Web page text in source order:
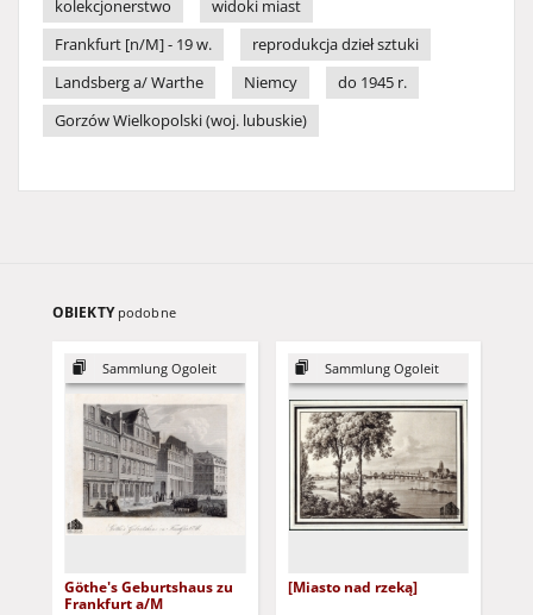
kolekcjonerstwo
widoki miast
Frankfurt [n/M] - 19 w.
reprodukcja dzieł sztuki
Landsberg a/ Warthe
Niemcy
do 1945 r.
Gorzów Wielkopolski (woj. lubuskie)
OBIEKTY podobne
Sammlung Ogoleit
Göthe's Geburtshaus zu
Frankfurt a/M
Sammlung Ogoleit
[Miasto nad rzeką]